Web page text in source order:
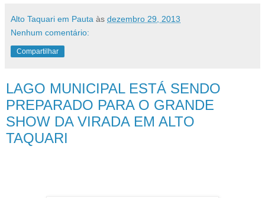
Alto Taquari em Pauta às dezembro 29, 2013
Nenhum comentário:
Compartilhar
LAGO MUNICIPAL ESTÁ SENDO
PREPARADO PARA O GRANDE
SHOW DA VIRADA EM ALTO
TAQUARI